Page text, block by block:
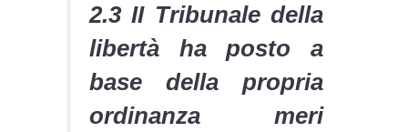
2.3 II Tribunale della
libertà ha posto a
base della propria
ordinanza meri